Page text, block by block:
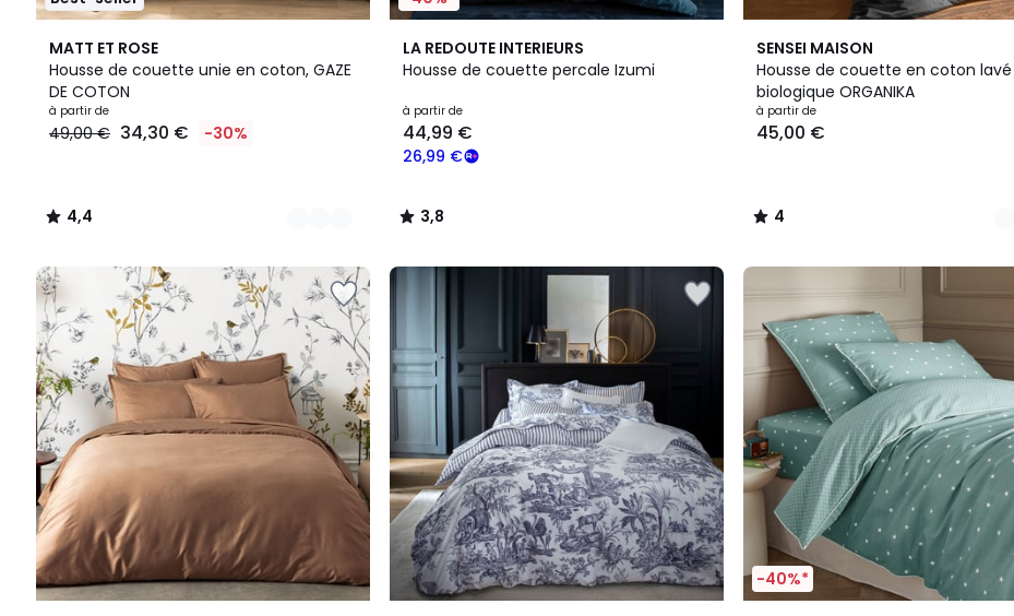
MATT ET ROSE
Housse de couette unie en coton, GAZE
DE COTON
Prix
à
€
lieu
de
49,00
€
30%
de
réduction
appliquée.
à partir de
49,00 € 34,30 € -30%
4,4
/ 5
11
Couleurs
4,4
/
LA REDOUTE INTERIEURS
Housse de couette percale Izumi
à partir de
26,99 €
44,99 €
3,8
/ 5
3,8
/
SENSEI MAISON
Housse de couette en coton lavé
biologique ORGANIKA
à partir de
45,00 €
4
/
5
11
Couleurs
4
/
-40%*